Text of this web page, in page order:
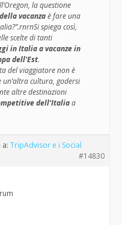
la questione
vacanzaè fare una
spiega così,
scelte di tanti
in Italia a vacanze in
dell’Est.
del viaggiatore non è
un’altra cultura, godersi
altre destinazioni
dell’Italiaa
TripAdvisor e i Social
#14830